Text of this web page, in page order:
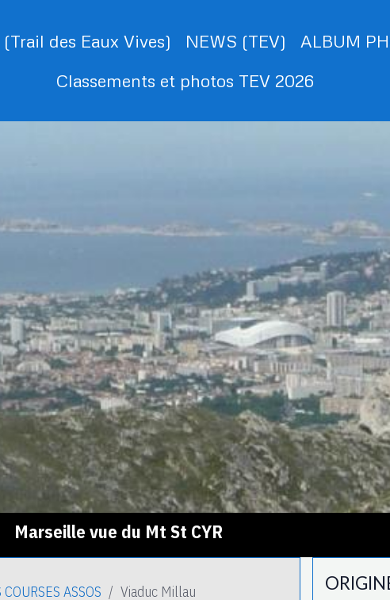
des Eaux Vives) NEWS (TEV) ALBUM
Classements et photos TEV 2026
Marseille vue du Mt St CYR
ASSOS Viaduc Millau